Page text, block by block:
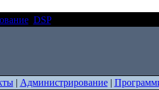
DSP
| Администрирование|